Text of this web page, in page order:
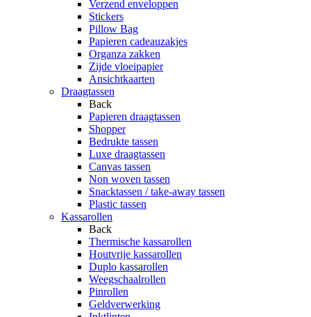
Verzend enveloppen
Stickers
Pillow Bag
Papieren cadeauzakjes
Organza zakken
Zijde vloeipapier
Ansichtkaarten
Draagtassen
Back
Papieren draagtassen
Shopper
Bedrukte tassen
Luxe draagtassen
Canvas tassen
Non woven tassen
Snacktassen / take-away tassen
Plastic tassen
Kassarollen
Back
Thermische kassarollen
Houtvrije kassarollen
Duplo kassarollen
Weegschaalrollen
Pinrollen
Geldverwerking